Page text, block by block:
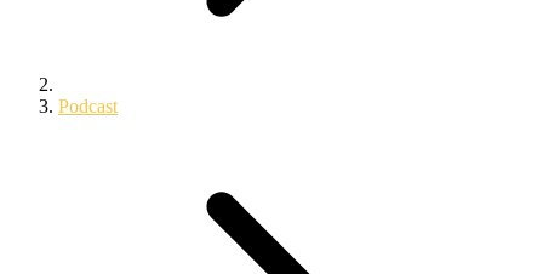
Podcast